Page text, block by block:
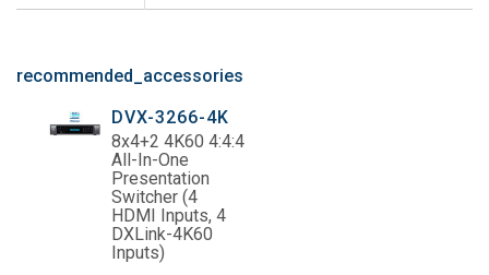
recommended_accessories
DVX-3266-4K
8x4+2 4K60 4:4:4
All-In-One
Presentation
Switcher (4
HDMI Inputs, 4
DXLink-4K60
Inputs)